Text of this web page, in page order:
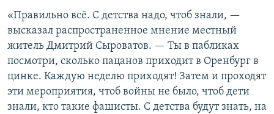
«Правильно всё. С детства надо, чтоб знали, —
высказал распространенное мнение местный
житель Дмитрий Сыроватов. — Ты в пабликах
посмотри, сколько пацанов приходит в Оренбург в
цинке. Каждую неделю приходят! Затем и проходят
эти мероприятия, чтоб войны не было, чтоб дети
знали, кто такие фашисты. С детства будут знать, на